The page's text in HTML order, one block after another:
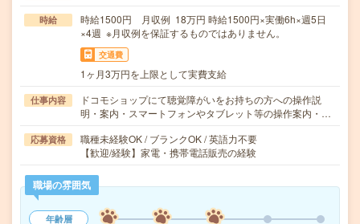
時給
時給1500円 月収例 18万円 時給1500円×実働6h×週5日
×4週 ※月収例を保証するものではありません。
交通費
1ヶ月3万円を上限として実費支給
仕事内容
ドコモショップにて聴覚障がいをお持ちの方への操作説
明・案内・スマートフォンやタブレット等の操作案内・…
応募資格
職種未経験OK / ブランクOK / 英語力不要
【歓迎/経験】家電・携帯電話販売の経験
職場の雰囲気
年齢層